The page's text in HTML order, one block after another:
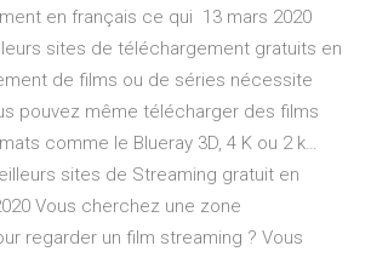
en français ce qui 13 mars 2020
sites de téléchargement gratuits en
de films ou de séries nécessite
pouvez même télécharger des films
comme le Blueray 3D, 4 K ou 2 k…
sites de Streaming gratuit en
Vous cherchez une zone
regarder un film streaming ? Vous